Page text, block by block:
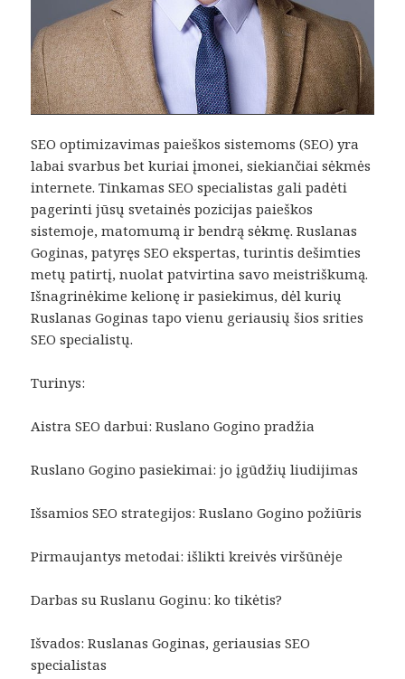
SEO optimizavimas paieškos sistemoms (SEO) yra
labai svarbus bet kuriai įmonei, siekiančiai sėkmės
internete. Tinkamas SEO specialistas gali padėti
pagerinti jūsų svetainės pozicijas paieškos
sistemoje, matomumą ir bendrą sėkmę. Ruslanas
Goginas, patyręs SEO ekspertas, turintis dešimties
metų patirtį, nuolat patvirtina savo meistriškumą.
Išnagrinėkime kelionę ir pasiekimus, dėl kurių
Ruslanas Goginas tapo vienu geriausių šios srities
SEO specialistų.
Turinys:
Aistra SEO darbui: Ruslano Gogino pradžia
Ruslano Gogino pasiekimai: jo įgūdžių liudijimas
Išsamios SEO strategijos: Ruslano Gogino požiūris
Pirmaujantys metodai: išlikti kreivės viršūnėje
Darbas su Ruslanu Goginu: ko tikėtis?
Išvados: Ruslanas Goginas, geriausias SEO
specialistas